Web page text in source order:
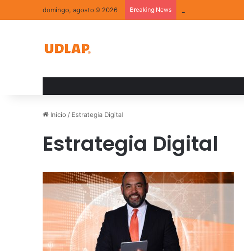
domingo, agosto 9 2026 Breaking News
Inicio / Estrategia Digital
Estrategia Digital